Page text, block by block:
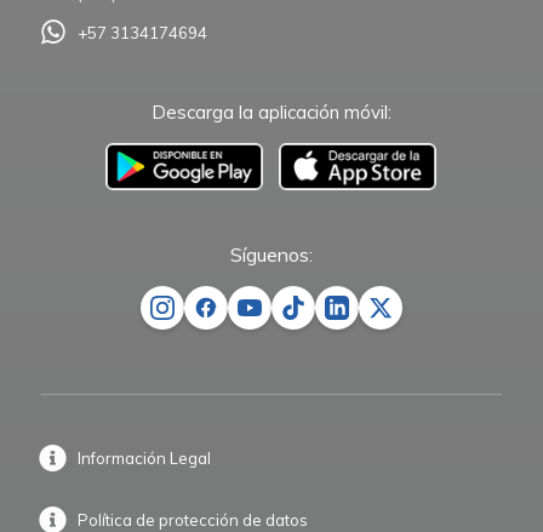
+57 3134174694
Descarga la aplicación móvil:
–
Síguenos:
Información Legal
Política de protección de datos